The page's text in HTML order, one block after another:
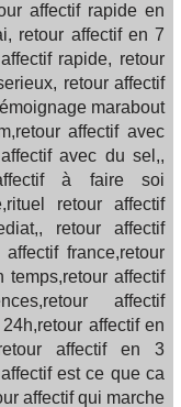
affectif rapide en
retour affectif en 7
rapide, retour
retour affectif
marabout
affectif avec
avec du sel,,
à faire soi
retour affectif
retour affectif
france,retour
temps,retour affectif
affectif
affectif en
affectif en 3
est ce que ca
affectif qui marche